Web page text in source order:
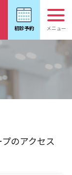
のアクセス